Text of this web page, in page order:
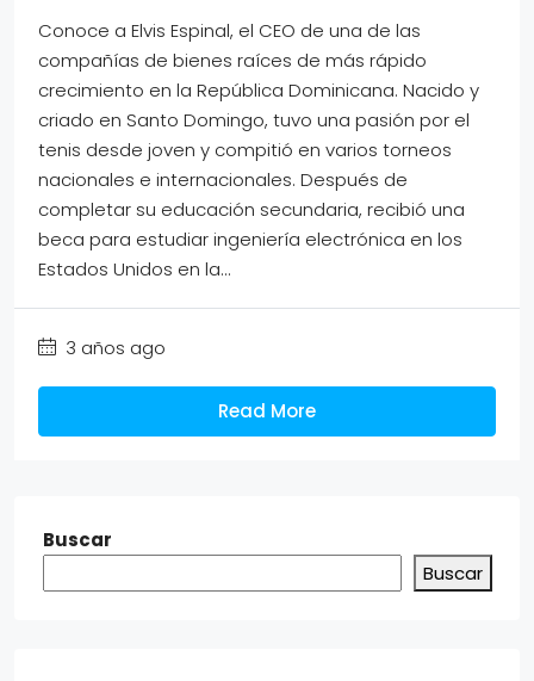
Conoce a Elvis Espinal, el CEO de una de las
compañías de bienes raíces de más rápido
crecimiento en la República Dominicana. Nacido y
criado en Santo Domingo, tuvo una pasión por el
tenis desde joven y compitió en varios torneos
nacionales e internacionales. Después de
completar su educación secundaria, recibió una
beca para estudiar ingeniería electrónica en los
Estados Unidos en la...
3 años ago
Read More
Buscar
Buscar